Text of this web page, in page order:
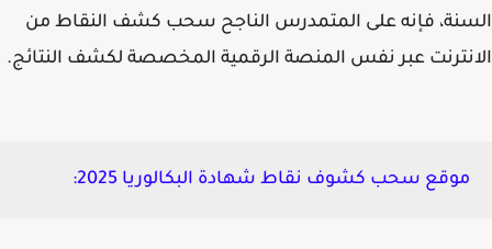
فإنه على المتمدرس الناجح سحب كشف النقاط من
عبر نفس المنصة الرقمية المخصصة لكشف النتائج.
موقع سحب كشوف نقاط شهادة البكالوريا 2025 :